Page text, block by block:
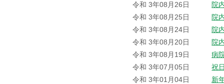
令和 3年08月26日
院
令和 3年08月25日
院
令和 3年08月24日
院
令和 3年08月20日
院
令和 3年08月19日
病
令和 3年07月05日
祝
令和 3年01月04日
新